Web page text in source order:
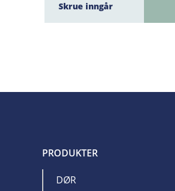
Skrue inngår
PRODUKTER
DØR